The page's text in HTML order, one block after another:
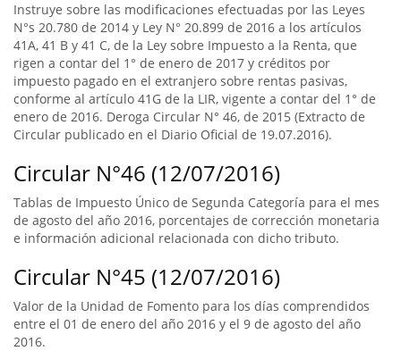
Instruye sobre las modificaciones efectuadas por las Leyes
N°s 20.780 de 2014 y Ley N° 20.899 de 2016 a los artículos
41A, 41 B y 41 C, de la Ley sobre Impuesto a la Renta, que
rigen a contar del 1° de enero de 2017 y créditos por
impuesto pagado en el extranjero sobre rentas pasivas,
conforme al artículo 41G de la LIR, vigente a contar del 1° de
enero de 2016. Deroga Circular N° 46, de 2015 (Extracto de
Circular publicado en el Diario Oficial de 19.07.2016).
Circular N°46 (12/07/2016)
Tablas de Impuesto Único de Segunda Categoría para el mes
de agosto del año 2016, porcentajes de corrección monetaria
e información adicional relacionada con dicho tributo.
Circular N°45 (12/07/2016)
Valor de la Unidad de Fomento para los días comprendidos
entre el 01 de enero del año 2016 y el 9 de agosto del año
2016.